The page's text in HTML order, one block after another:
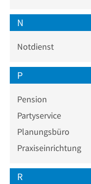
N
Notdienst
P
Pension
Partyservice
Planungsbüro
Praxiseinrichtung
R